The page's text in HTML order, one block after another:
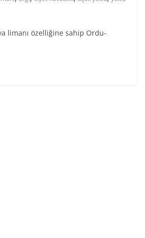
limanı özelliğine sahip Ordu-